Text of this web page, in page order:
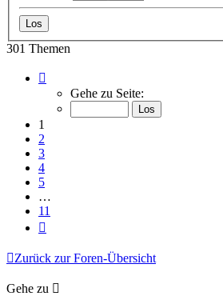
301 Themen
von
Gehe zu Seite:
1
2
3
4
5
…
11
Zurück zur Foren-Übersicht
Gehe zu